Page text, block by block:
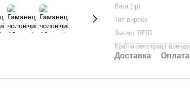
Вага (гр)
Тип виробу
Захист RFID
Країна реєстрації бренду
Доставка Оплата